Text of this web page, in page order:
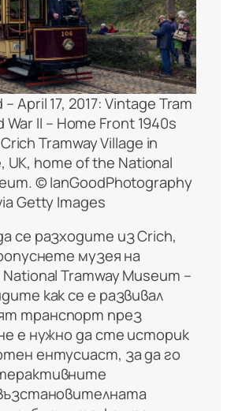
April 17, 2017: Vintage Tram
II – Home Front 1940s
Tramway Village in
UK, home of the National
© IanGoodPhotography
Getty Images
се разходите из Crich,
музея на
Tramway Museum –
как се е развивал
транспорт през
е нужно да сте историк
ентусиаст, за да го